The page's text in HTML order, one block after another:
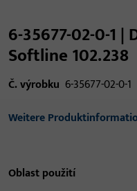
6-35677-02-0-1 |
Softline 102.238
Č. výrobku 6-35677-02-0-1
Weitere
Oblast použití